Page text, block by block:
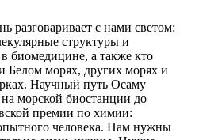
с нами светом:
структуры и
биомедицине, а также кто
Белом морях, других морях и
Научный путь Осаму
морской биостанции до
премии по химии:
человека. Нам нужны